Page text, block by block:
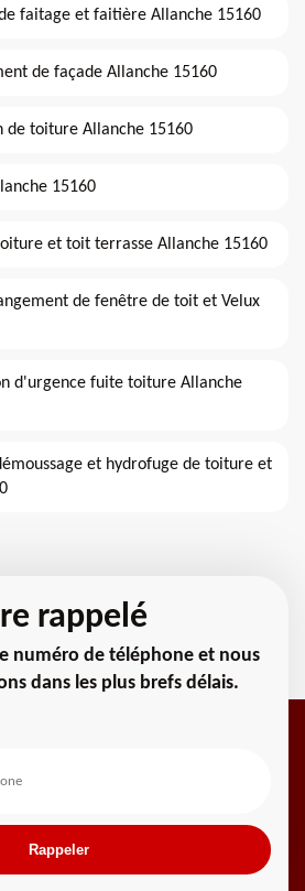
faitage et faitière Allanche 15160
de façade Allanche 15160
de toiture Allanche 15160
15160
et toit terrasse Allanche 15160
de fenêtre de toit et Velux
d'urgence fuite toiture Allanche
et hydrofuge de toiture et
rappelé
numéro de téléphone et nous
dans les plus brefs délais.